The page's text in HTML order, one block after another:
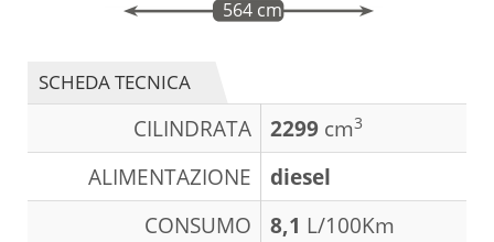
564 cm
SCHEDA TECNICA
CILINDRATA 2299 cm3
ALIMENTAZIONE
diesel
CONSUMO
8,1 L/100Km